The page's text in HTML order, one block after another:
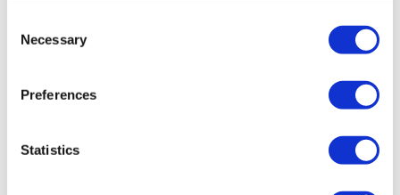
Selection
Necessary
Preferences
Statistics
Implant Dentar All-on-4 Turcia
Clinica Luna
Dr. Vivo Hair Clinic